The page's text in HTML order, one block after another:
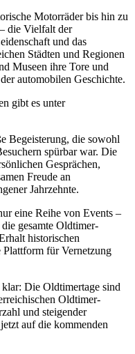
Motorräder bis hin zu
die Vielfalt der
und das
Städten und Regionen
Museen ihre Tore und
automobilen Geschichte.
gibt es unter
Begeisterung, die sowohl
spürbar war. Die
Gesprächen,
Freude an
Jahrzehnte.
eine Reihe von Events –
gesamte Oldtimer-
historischen
Plattform für Vernetzung
Die Oldtimertage sind
Oldtimer-
und steigender
auf die kommenden